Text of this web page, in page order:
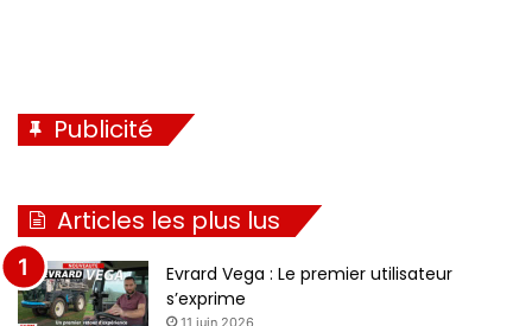
Publicité
Articles les plus lus
Evrard Vega : Le premier utilisateur
s’exprime